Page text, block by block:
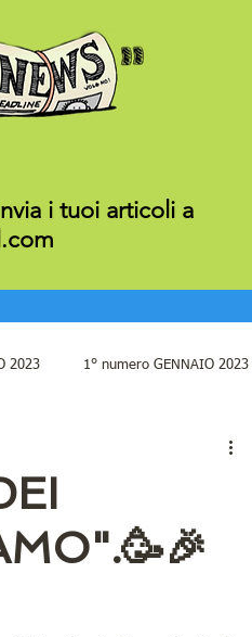
i tuoi articoli a
2023 1° numero GENNAIO 2023
3° Numero GENNAIO 2022